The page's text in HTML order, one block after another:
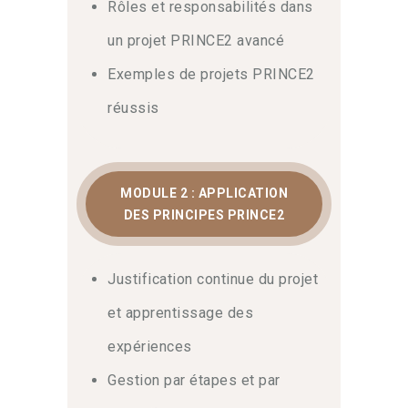
obtenir un accompagnement
personnalisé et découvrir le programme
préparation à l’examen
Ensuite, ce parcours guide votre
apprentissage vers l’excellence. Vous
(Business Case, Risques, Qualité, etc.)
vous pouvez approfondir vos
connaissances théoriques en consultant
Wikipédia. Enfin, cetteformation
Rôles et responsabilités dans
un projet PRINCE2 avancé
Exemples de projets PRINCE2
réussis
MODULE 2 : APPLICATION
DES PRINCIPES PRINCE2
Justification continue du projet
et apprentissage des
expériences
Gestion par étapes et par